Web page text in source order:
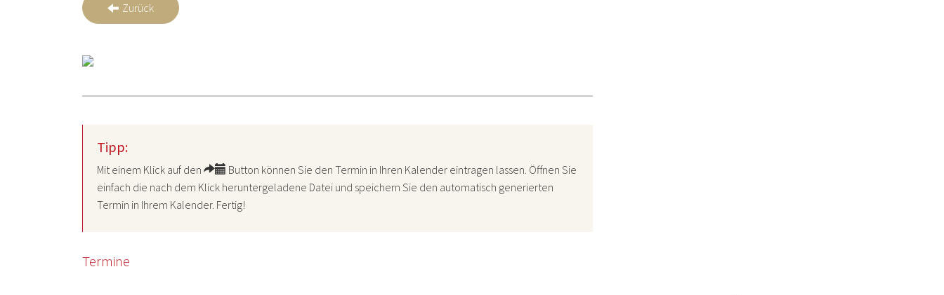
Zurück
Tipp:
Mit einem Klick auf den
Button können Sie den Termin in Ihren Kalender eintragen lassen. Öffnen Sie
einfach die nach dem Klick heruntergeladene Datei und speichern Sie den automatisch generierten
Termin in Ihrem Kalender. Fertig!
Termine